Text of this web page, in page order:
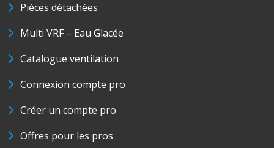
Pièces détachées
Multi VRF – Eau Glacée
Catalogue ventilation
Connexion compte pro
Créer un compte pro
Offres pour les pros